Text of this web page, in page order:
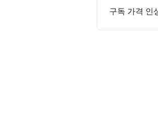
구독 가격 인